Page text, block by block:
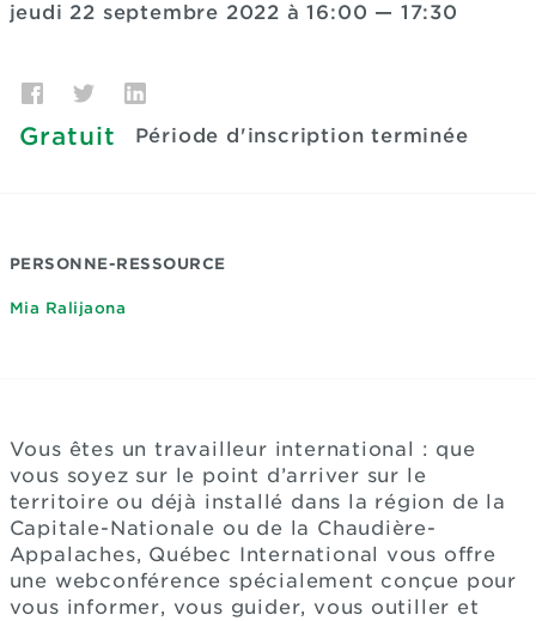
jeudi 22 septembre 2022 à 16:00 — 17:30
Gratuit Période d'inscription terminée
PERSONNE-RESSOURCE
Mia Ralijaona
Vous êtes un travailleur international : que
vous soyez sur le point d’arriver sur le
territoire ou déjà installé dans la région de la
Capitale-Nationale ou de la Chaudière-
Appalaches, Québec International vous offre
une webconférence spécialement conçue pour
vous informer, vous guider, vous outiller et